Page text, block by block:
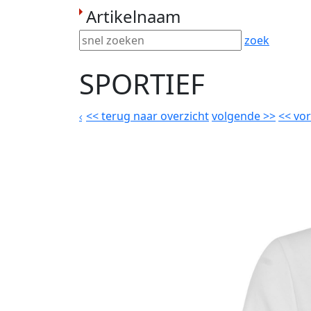
Artikelnaam
zoek
SPORTIEF
<<terug naar overzichtvolgende>><<